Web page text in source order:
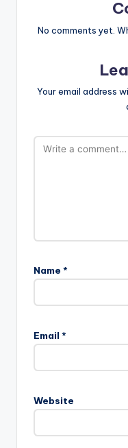
No comments yet.
Your email address
Name *
Email *
Website